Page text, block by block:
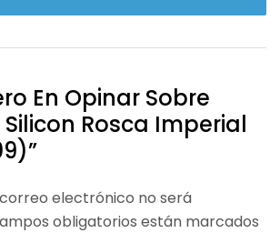
En Opinar Sobre
Silicon Rosca Imperial
electrónico no será
obligatorios están marcados